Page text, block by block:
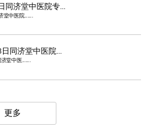
同济堂中医院专...
中医院......
同济堂中医院...
堂中医......
更多